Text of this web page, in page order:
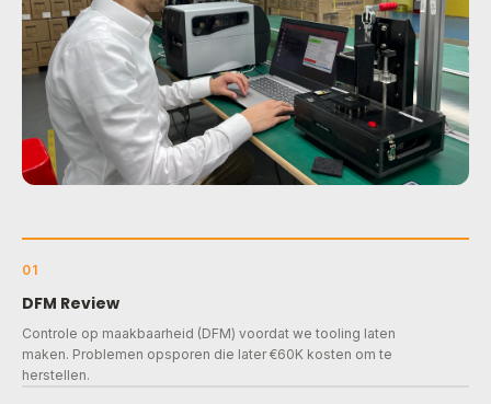
01
DFM Review
Controle op maakbaarheid (DFM) voordat we tooling laten
maken. Problemen opsporen die later €60K kosten om te
herstellen.